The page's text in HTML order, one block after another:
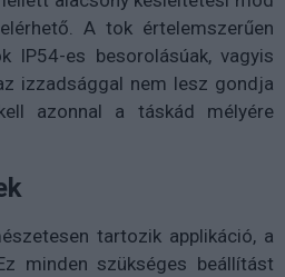
A tok értelemszerűen
IP54-es besorolásúak, vagyis
izzadsággal nem lesz gondja
azonnal a táskád mélyére
tartozik applikáció, a
minden szükséges beállítást